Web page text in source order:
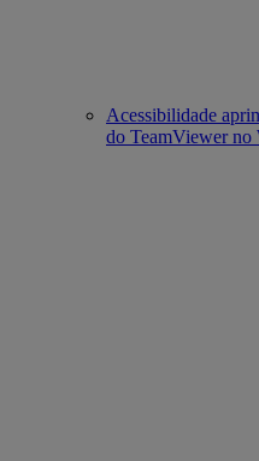
Acessibilidade
do TeamViewer no